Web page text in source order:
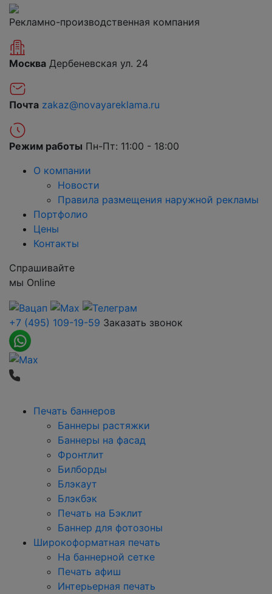
Рекламно-производственная компания
Москва Дербеневская ул. 24
Почта zakaz@novayareklama.ru
Режим работы Пн-Пт: 11:00 - 18:00
О компании
Новости
Правила размещения наружной рекламы
Портфолио
Цены
Контакты
Спрашивайте
мы Online
+7 (495) 109-19-59 Заказать звонок
Печать баннеров
Баннеры растяжки
Баннеры на фасад
Фронтлит
Билборды
Блэкаут
Блэкбэк
Печать на Бэклит
Баннер для фотозоны
Широкоформатная печать
На баннерной сетке
Печать афиш
Интерьерная печать